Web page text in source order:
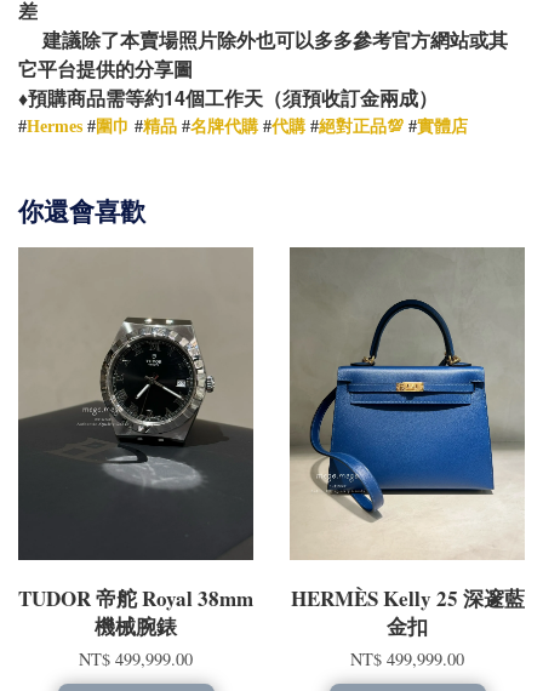
差
建議除了本賣場照片除外也可以多多參考官方網站或其
它平台提供的分享圖
♦️預購商品需等約14個工作天（須預收訂金兩成）
#Hermes #圍巾 #精品 #名牌代購 #代購 #絕對正品💯 #實體店
你還會喜歡
TUDOR 帝舵 Royal 38mm
機械腕錶
NT$ 499,999.00
HERMÈS Kelly 25 深邃藍
金扣
NT$ 499,999.00